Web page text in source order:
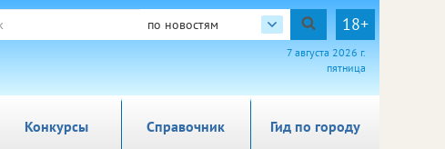
по новостям 18+
7 августа 2026 г.
пятница
Справочник Гид по городу
Конкурсы